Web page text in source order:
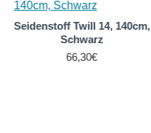
Seidenstoff Twill 14, 140cm,
Schwarz
66,30€